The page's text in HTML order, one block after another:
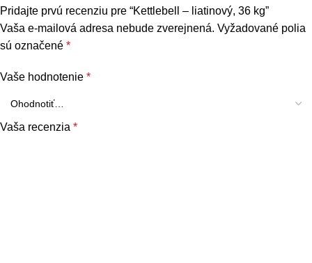
Pridajte prvú recenziu pre “Kettlebell – liatinový, 36 kg”
Vaša e-mailová adresa nebude zverejnená. Vyžadované polia
sú označené *
Vaše hodnotenie *
Vaša recenzia *